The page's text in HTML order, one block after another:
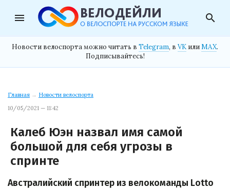
menu search
Новости велоспорта можно читать в Telegram, в VK илиMAX.
Подписывайтесь!
Главная → Новости велоспорта
10/05/2021 — 11:42
Калеб Юэн назвал имя самой
большой для себя угрозы в
спринте
Австралийский спринтер из велокоманды Lotto